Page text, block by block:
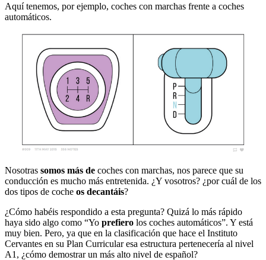
Aquí tenemos, por ejemplo, coches con marchas frente a coches
automáticos.
Nosotras somos más de coches con marchas, nos parece que su
conducción es mucho más entretenida. ¿Y vosotros? ¿por cuál de los
dos tipos de coche os decantáis?
¿Cómo habéis respondido a esta pregunta? Quizá lo más rápido
haya sido algo como “Yo prefiero los coches automáticos”. Y está
muy bien. Pero, ya que en la clasificación que hace el Instituto
Cervantes en su Plan Curricular esa estructura pertenecería al nivel
A1, ¿cómo demostrar un más alto nivel de español?